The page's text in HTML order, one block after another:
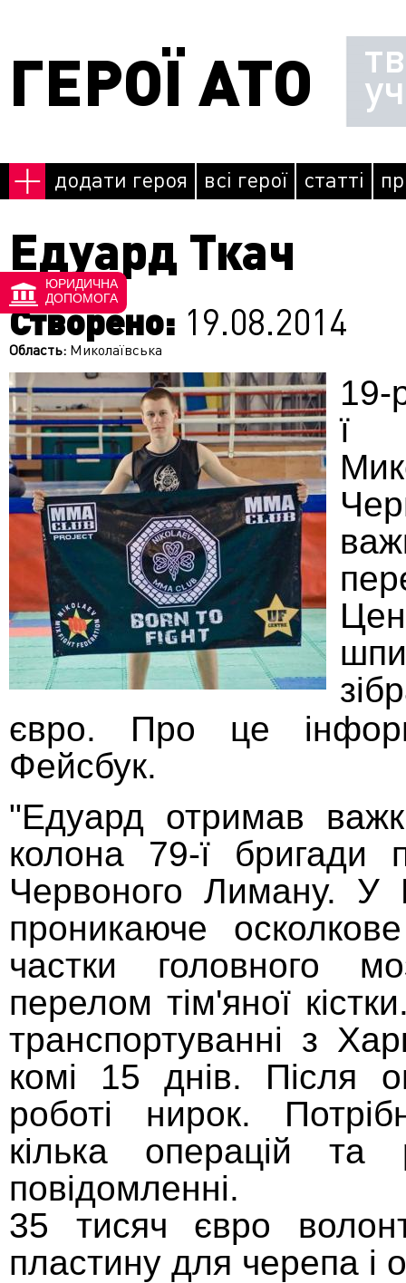
ГЕРОЇ АТО
додати героя всі герої статті
Едуард Ткач
Створено: 19.08.2014
Область: Миколаївська
19-
ї
євро. Про це
Фейсбук.
"Едуард отримав
колона 79-ї бригади
Червоного Лиману. У
проникаюче
частки головного
перелом тім'яної
транспортуванні з
комі 15 днів. Після
роботі нирок.
кілька операцій та
повідомленні.
35 тисяч євро
пластину для черепа і
ЮРИДИЧНА
ДОПОМОГА